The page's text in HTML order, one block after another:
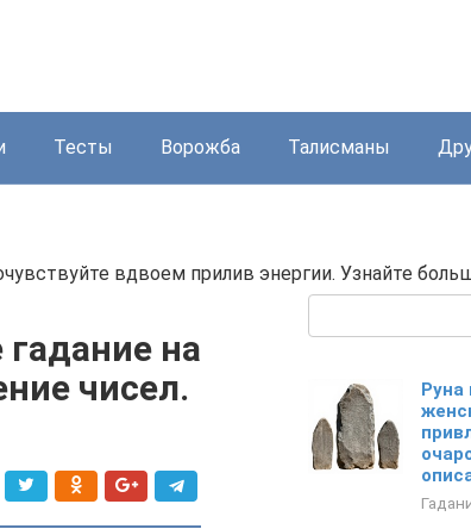
Тесты Ворожба Талисманы
вдвоем прилив энергии. Узнайте
на
чисел.
Руна